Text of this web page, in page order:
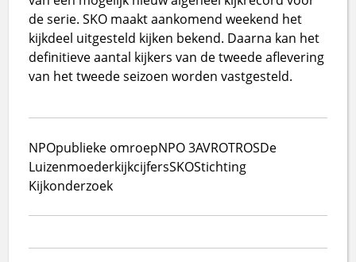
de serie. SKO maakt aankomend weekend het
kijkdeel uitgesteld kijken bekend. Daarna kan het
definitieve aantal kijkers van de tweede aflevering
van het tweede seizoen worden vastgesteld.
NPOpublieke omroepNPO 3AVROTROSDe
LuizenmoederkijkcijfersSKOStichting
Kijkonderzoek